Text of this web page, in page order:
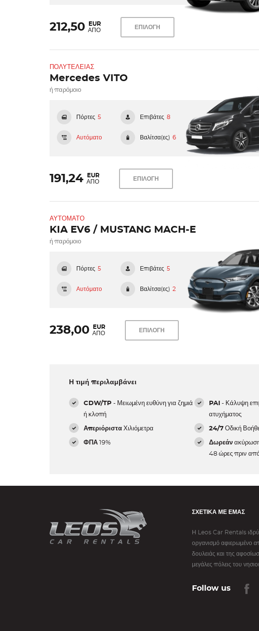
212,50
EUR
ΑΠΟ
ΕΠΙΛΟΓΗ
ΠΟΛΥΤΕΛΕΊΑΣ
Mercedes VITO
ή παρόμοιο
Πόρτες 5 Επιβάτες 8
Αυτόματο Βαλίτσα(ες) 6
191,24
EUR
ΑΠΟ
ΕΠΙΛΟΓΗ
ΑΥΤΌΜΑΤΟ
KIA EV6 / MUSTANG MACH-E
ή παρόμοιο
Πόρτες 5 Επιβάτες 5
Αυτόματο Βαλίτσα(ες) 2
238,00
EUR
ΑΠΟ
ΕΠΙΛΟΓΗ
Η τιμή περιλαμβάνει
CDW/TP - Μειωμένη ευθύνη για ζημιά
ή κλοπή
PAI - Κάλυψη
ατυχήματος
Απεριόριστα Χιλιόμετρα 24/7Οδική
ΦΠΑ 19% Δωρεάνακύρωση
48 ώρες πριν από
ΣΧΕΤΙΚΆ ΜΕ ΕΜΆΣ
Η Leos Car Rentals
οργανισμό αφιερωμένο
δουλειάς και της
μεγάλες πόλεις του
Follow us